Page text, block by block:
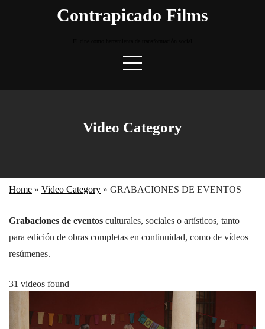
Contrapicado Films
Video Category
Home » Video Category » GRABACIONES DE EVENTOS
Grabaciones de eventos culturales, sociales o artísticos, tanto
para edición de obras completas en continuidad, como de vídeos
resúmenes.
31 videos found